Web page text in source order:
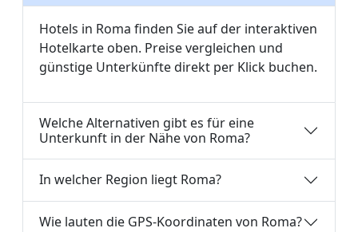
Hotels in Roma finden Sie auf der interaktiven
Hotelkarte oben. Preise vergleichen und
günstige Unterkünfte direkt per Klick buchen.
Welche Alternativen gibt es für eine
Unterkunft in der Nähe von Roma?
In welcher Region liegt Roma?
Wie lauten die GPS-Koordinaten von Roma?